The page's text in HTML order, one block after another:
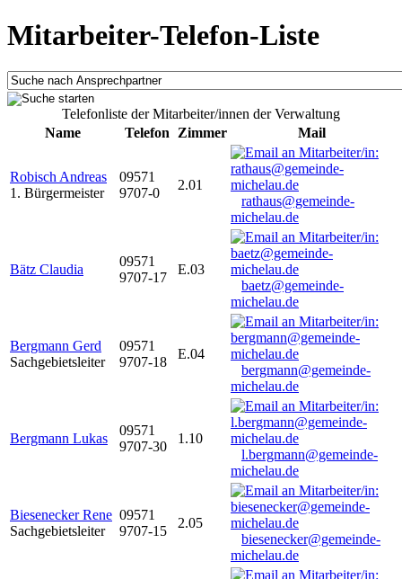
Mitarbeiter-Telefon-Liste
Telefonliste der Mitarbeiter/innen der Verwaltung
Name
Telefon Zimmer Mail
Robisch Andreas
1. Bürgermeister
09571
9707-0
2.01
rathaus@gemeinde-
michelau.de
Bätz Claudia
09571
9707-17
E.03
baetz@gemeinde-
michelau.de
Bergmann Gerd
Sachgebietsleiter
09571
9707-18
E.04
bergmann@gemeinde-
michelau.de
Bergmann Lukas
09571
9707-30
1.10
l.bergmann@gemeinde-
michelau.de
Biesenecker Rene
Sachgebietsleiter
09571
9707-15
2.05
biesenecker@gemeinde-
michelau.de